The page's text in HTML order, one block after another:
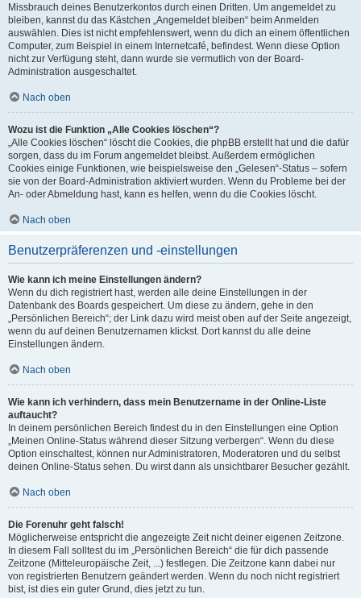
Missbrauch deines Benutzerkontos durch einen Dritten. Um angemeldet zu
bleiben, kannst du das Kästchen „Angemeldet bleiben“ beim Anmelden
auswählen. Dies ist nicht empfehlenswert, wenn du dich an einem öffentlichen
Computer, zum Beispiel in einem Internetcafé, befindest. Wenn diese Option
nicht zur Verfügung steht, dann wurde sie vermutlich von der Board-
Administration ausgeschaltet.
Nach oben
Wozu ist die Funktion „Alle Cookies löschen“?
„Alle Cookies löschen“ löscht die Cookies, die phpBB erstellt hat und die dafür
sorgen, dass du im Forum angemeldet bleibst. Außerdem ermöglichen
Cookies einige Funktionen, wie beispielsweise den „Gelesen“-Status – sofern
sie von der Board-Administration aktiviert wurden. Wenn du Probleme bei der
An- oder Abmeldung hast, kann es helfen, wenn du die Cookies löscht.
Nach oben
Benutzerpräferenzen und -einstellungen
Wie kann ich meine Einstellungen ändern?
Wenn du dich registriert hast, werden alle deine Einstellungen in der
Datenbank des Boards gespeichert. Um diese zu ändern, gehe in den
„Persönlichen Bereich“; der Link dazu wird meist oben auf der Seite angezeigt,
wenn du auf deinen Benutzernamen klickst. Dort kannst du alle deine
Einstellungen ändern.
Nach oben
Wie kann ich verhindern, dass mein Benutzername in der Online-Liste
auftaucht?
In deinem persönlichen Bereich findest du in den Einstellungen eine Option
„Meinen Online-Status während dieser Sitzung verbergen“. Wenn du diese
Option einschaltest, können nur Administratoren, Moderatoren und du selbst
deinen Online-Status sehen. Du wirst dann als unsichtbarer Besucher gezählt.
Nach oben
Die Forenuhr geht falsch!
Möglicherweise entspricht die angezeigte Zeit nicht deiner eigenen Zeitzone.
In diesem Fall solltest du im „Persönlichen Bereich“ die für dich passende
Zeitzone (Mitteleuropäische Zeit, ...) festlegen. Die Zeitzone kann dabei nur
von registrierten Benutzern geändert werden. Wenn du noch nicht registriert
bist, ist dies ein guter Grund, dies jetzt zu tun.